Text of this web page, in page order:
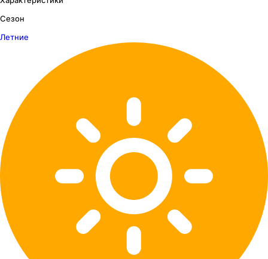
Сезон
Летние